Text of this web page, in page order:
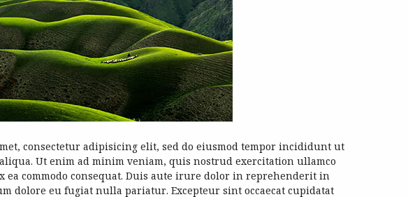
consectetur adipisicing elit, sed do eiusmod tempor incididunt ut
Ut enim ad minim veniam, quis nostrud exercitation ullamco
commodo consequat. Duis aute irure dolor in reprehenderit in
dolore eu fugiat nulla pariatur. Excepteur sint occaecat cupidatat